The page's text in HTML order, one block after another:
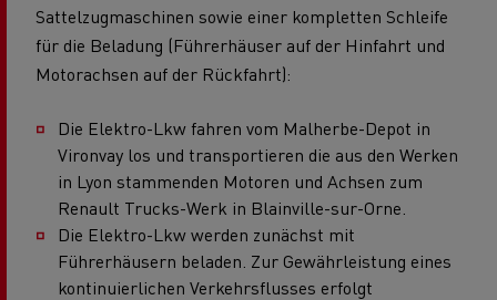
Sattelzugmaschinen sowie einer kompletten Schleife
für die Beladung (Führerhäuser auf der Hinfahrt und
Motorachsen auf der Rückfahrt):
Die Elektro-Lkw fahren vom Malherbe-Depot in
Vironvay los und transportieren die aus den Werken
in Lyon stammenden Motoren und Achsen zum
Renault Trucks-Werk in Blainville-sur-Orne.
Die Elektro-Lkw werden zunächst mit
Führerhäusern beladen. Zur Gewährleistung eines
kontinuierlichen Verkehrsflusses erfolgt